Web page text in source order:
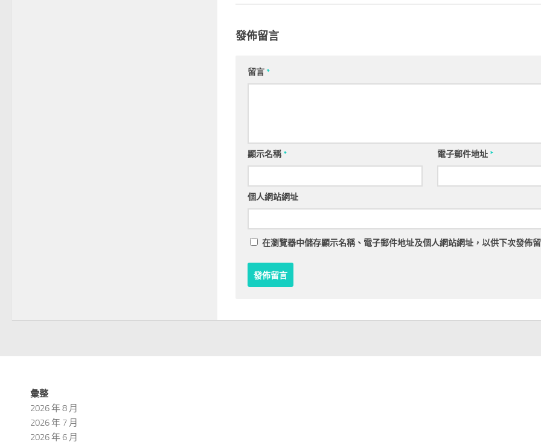
發佈留言
留言*
顯示名稱* 電子郵件地址*
個人網站網址
在瀏覽器中儲存顯示名稱、電子郵件地址及個人網站網址，以供下次發佈
彙整
2026 年 8 月
2026 年 7 月
2026 年 6 月